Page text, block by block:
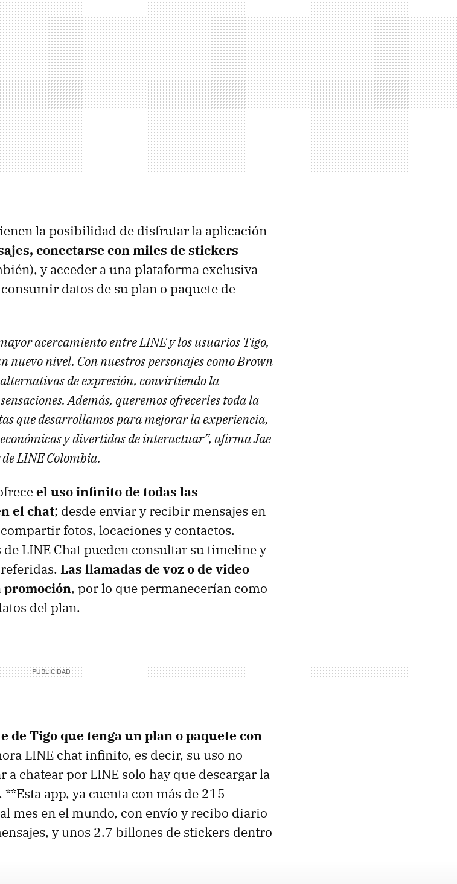
la posibilidad de disfrutar la aplicación
conectarse con miles de stickers
y acceder a una plataforma exclusiva
datos de su plan o paquete de
acercamiento entre LINE y los usuarios Tigo,
nuevo nivel. Con nuestros personajes como Brown
de expresión, convirtiendo la
Además, queremos ofrecerles toda la
que desarrollamos para mejorar la experiencia,
y divertidas de interactuar”, afirma Jae
LINE Colombia.
el uso infinito de todas las
el chat; desde enviar y recibir mensajes en
fotos, locaciones y contactos.
LINE Chat pueden consultar su timeline y
Las llamadas de voz o de video
promoción, por lo que permanecerían como
del plan.
de Tigo que tenga un plan o paquete con
LINE chat infinito, es decir, su uso no
a chatear por LINE solo hay que descargar la
app, ya cuenta con más de 215
mes en el mundo, con envío y recibo diario
y unos 2.7 billones de stickers dentro